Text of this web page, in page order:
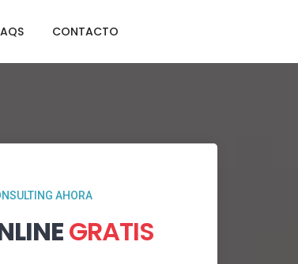
CONTACTO
AHORA
GRATIS